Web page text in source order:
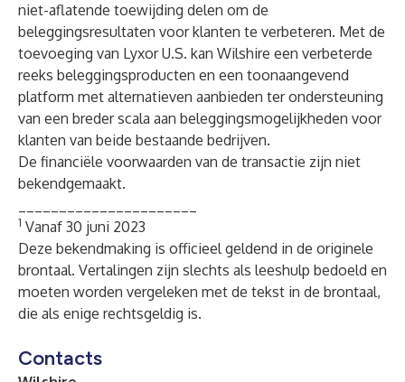
niet-aflatende toewijding delen om de
beleggingsresultaten voor klanten te verbeteren. Met de
toevoeging van Lyxor U.S. kan Wilshire een verbeterde
reeks beleggingsproducten en een toonaangevend
platform met alternatieven aanbieden ter ondersteuning
van een breder scala aan beleggingsmogelijkheden voor
klanten van beide bestaande bedrijven.
De financiële voorwaarden van de transactie zijn niet
bekendgemaakt.
1 Vanaf 30 juni 2023
Deze bekendmaking is officieel geldend in de originele
brontaal. Vertalingen zijn slechts als leeshulp bedoeld en
moeten worden vergeleken met de tekst in de brontaal,
die als enige rechtsgeldig is.
Contacts